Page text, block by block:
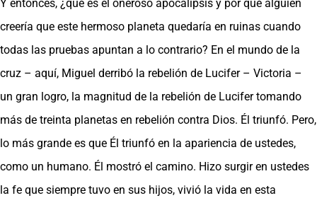
Y entonces, ¿qué es el oneroso apocalipsis y por qué alguien
creería que este hermoso planeta quedaría en ruinas cuando
todas las pruebas apuntan a lo contrario? En el mundo de la
cruz – aquí, Miguel derribó la rebelión de Lucifer – Victoria –
un gran logro, la magnitud de la rebelión de Lucifer tomando
más de treinta planetas en rebelión contra Dios. Él triunfó. Pero,
lo más grande es que Él triunfó en la apariencia de ustedes,
como un humano. Él mostró el camino. Hizo surgir en ustedes
la fe que siempre tuvo en sus hijos, vivió la vida en esta